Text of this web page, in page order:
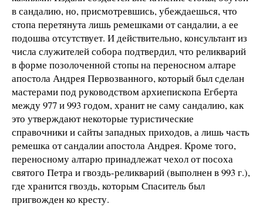
в сандалию, но, присмотревшись, убеждаешься, что
стопа перетянута лишь ремешками от сандалии, а ее
подошва отсутствует. И действительно, консультант из
числа служителей собора подтвердил, что реликварий
в форме позолоченной стопы на переносном алтаре
апостола Андрея Первозванного, который был сделан
мастерами под руководством архиепископа Егберта
между 977 и 993 годом, хранит не саму сандалию, как
это утверждают некоторые туристические
справочники и сайты западных приходов, а лишь часть
ремешка от сандалии апостола Андрея. Кроме того,
переносному алтарю принадлежат чехол от посоха
святого Петра и гвоздь-реликварий (выполнен в 993 г.),
где хранится гвоздь, которым Спаситель был
пригвожден ко кресту.